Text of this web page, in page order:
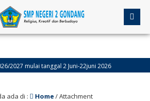
mulai tanggal 2 Juni-22juni 2026
Genap (ASAS) Kelas 9 Dilaksanakan Tanggal 4-9
ada di : Home/ Attachment